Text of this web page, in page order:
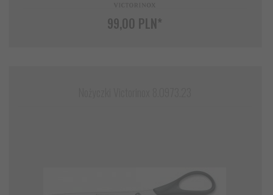
99,00 PLN*